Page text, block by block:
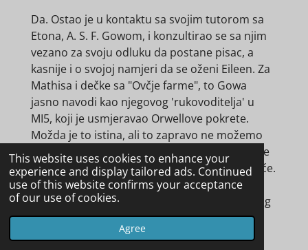
This website uses cookies to enhance your
experience and display tailored ads. Continued
use of this website confirms your acceptance
of our use of cookies.
Agree
Da. Ostao je u kontaktu sa svojim tutorom sa
Etona, A. S. F. Gowom, i konzultirao se sa njim
vezano za svoju odluku da postane pisac, a
kasnije i o svojoj namjeri da se oženi Eileen. Za
Mathisa i dečke sa "Ovčje farme", to Gowa
jasno navodi kao njegovog 'rukovoditelja' u
MI5, koji je usmjeravao Orwellove pokrete.
Možda je to istina, ali to zapravo ne možemo
sigurno znati, jer ne znamo da li je Gow uopće
bio regruter za MI5, iako je to naravno moguće.
Ideja da je Gow bio peti čovjek u špijunskom
krugu Cambridgea proizlazi iz tvrdnje likovnog
kritičara Briana Sewella u njegovoj
autobiografiji; sam Sewell je bio bliski prijatelj